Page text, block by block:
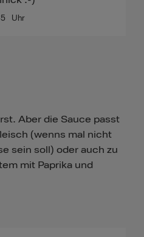
Uhr
Aber die Sauce passt
(wenns mal nicht
sein soll) oder auch zu
mit Paprika und